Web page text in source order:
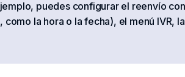
puedes configurar el reenvío
la hora o la fecha), el menú IVR,